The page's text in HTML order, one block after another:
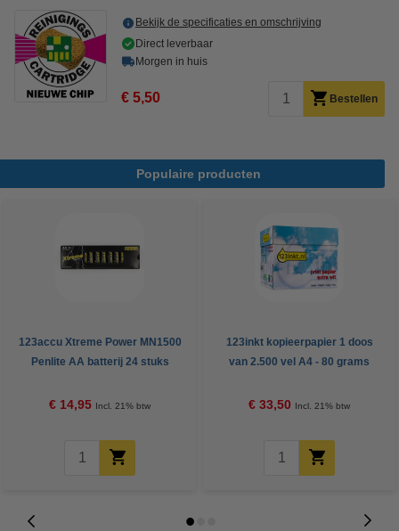
Bekijk de specificaties en omschrijving
Direct leverbaar
Morgen in huis
€ 5,50 Bestellen
Populaire producten
123accu Xtreme Power MN1500
Penlite AA batterij 24 stuks
€ 14,95 Incl. 21% btw
123inkt kopieerpapier 1 doos
van 2.500 vel A4 - 80 grams
€ 33,50 Incl. 21% btw